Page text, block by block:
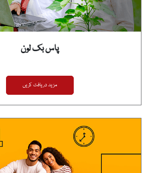
پاس بک لون
مزید دریافت کریں